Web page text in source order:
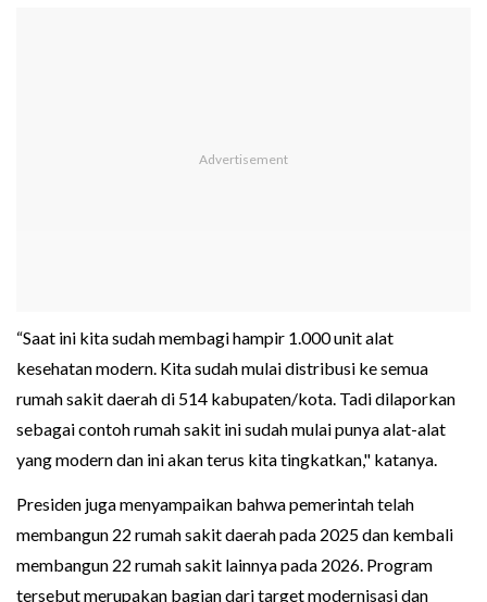
“Saat ini kita sudah membagi hampir 1.000 unit alat
kesehatan modern. Kita sudah mulai distribusi ke semua
rumah sakit daerah di 514 kabupaten/kota. Tadi dilaporkan
sebagai contoh rumah sakit ini sudah mulai punya alat-alat
yang modern dan ini akan terus kita tingkatkan," katanya.
Presiden juga menyampaikan bahwa pemerintah telah
membangun 22 rumah sakit daerah pada 2025 dan kembali
membangun 22 rumah sakit lainnya pada 2026. Program
tersebut merupakan bagian dari target modernisasi dan